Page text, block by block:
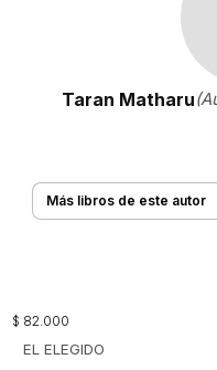
Taran Matharu
Más libros de este autor
$ 82.000
EL ELEGIDO